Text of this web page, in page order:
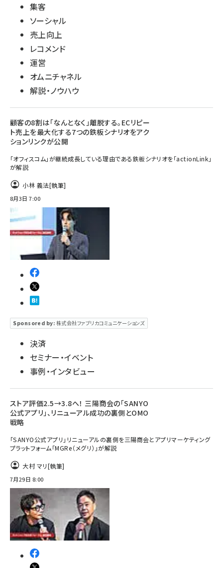
集客
ソーシャル
売上向上
レコメンド
運営
オムニチャネル
解説・ノウハウ
顧客の8割は「なんとなく」離脱する。ECリピー
ト売上を最大化する7つの鉄板シナリオをアク
ションリンクが公開
「オフィスコム」が継続成長している理由である鉄板シナリオを「actionLink」
が解説
小林 義法[執筆]
8月3日 7:00
Sponsored by: 株式会社ファブリカコミュニケーションズ
決済
セミナー・イベント
事例・インタビュー
ストア評価2.5→3.8へ！ 三陽商会の「SANYO
公式アプリ」、リニューアル成功の裏側とOMO
戦略
「SANYO公式アプリ」リニューアルの裏側を三陽商会とアプリマーケティング
プラットフォーム「MGRe（メグリ）」が解説
大村 マリ[執筆]
7月29日 8:00